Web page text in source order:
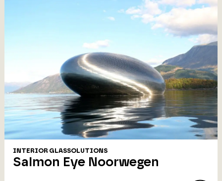
INTERIOR GLASSOLUTIONS
Salmon Eye Noorwegen